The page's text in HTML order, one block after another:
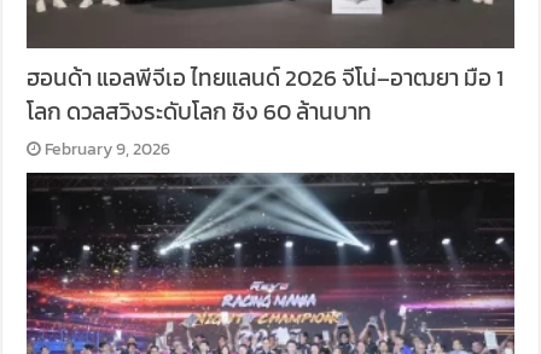
ฮอนด้า แอลพีจีเอ ไทยแลนด์ 2026 จีโน่–อาฒยา มือ 1
โลก ดวลสวิงระดับโลก ชิง 60 ล้านบาท
February 9, 2026